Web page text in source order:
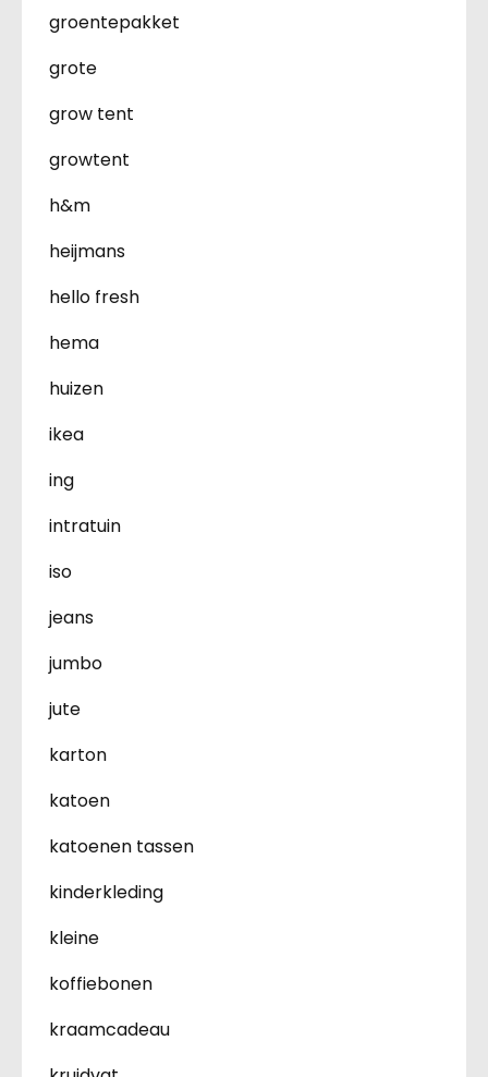
groentepakket
grote
grow tent
growtent
h&m
heijmans
hello fresh
hema
huizen
ikea
ing
intratuin
iso
jeans
jumbo
jute
karton
katoen
katoenen tassen
kinderkleding
kleine
koffiebonen
kraamcadeau